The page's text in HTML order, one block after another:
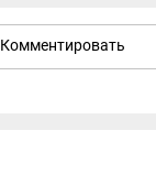
Комментировать